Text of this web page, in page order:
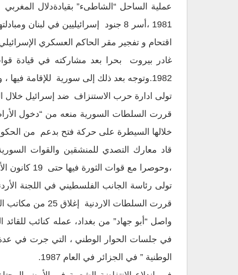
اقتحام و تفجير مقر الحاكم العسكري الإسرائيلي في صور في العام
غادر بيروت بحرا بعد مشاركته في قيادة
1982.وتوجه بعد ذلك إلى سورية للإقامة فيها ، وواصل التردد على لبنان حيث كانت تتواجد وحدات من قوات الثورة الفلسطينية .
تولى ادارة حرب الاستنزاف ضد إسرائيل خلال العامين 1982-1983 في
خلالها السيطرة على حركة فتح بدعم من
قاد معارك التصدي للمنشقين والقوات
،وحوصرا مع قوات الثورة فيها حتى 19 كانون الأول/ديسمبر 1983حين غادر طرابلس بحرا برفقة ياسر عرفات والقوات الفلسطينية.
قررت السلطات الاردنية إغلاق 25 من مكاتب المنظمة في الأردن وطلبت منه المغادرة خلال 24ساعة وتوجه بعدها إلى بغداد .
واصل “أبو جهاد” من بغداد، عمله كنائب
في جلسات الحوار الوطني ، التي جرت في عدة
الوطنية ” في الجزائر في العام 1987.